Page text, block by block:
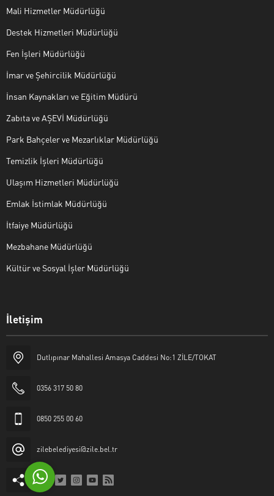
Mali Hizmetler Müdürlüğü
Destek Hizmetleri Müdürlüğü
Fen İşleri Müdürlüğü
İmar ve Şehircilik Müdürlüğü
İnsan Kaynakları ve Eğitim Müdürü
Zabıta ve AŞEVİ Müdürlüğü
Park Bahçeler ve Mezarlıklar Müdürlüğü
Temizlik İşleri Müdürlüğü
Ulaşım Hizmetleri Müdürlüğü
Emlak İstimlak Müdürlüğü
İtfaiye Müdürlüğü
Mezbahane Müdürlüğü
Kültür ve Sosyal İşler Müdürlüğü
İletişim
Dutlıpınar Mahallesi Amasya Caddesi No:1 ZİLE/TOKAT
0356 317 50 80
0850 255 00 60
zilebelediyesi@zile.bel.tr